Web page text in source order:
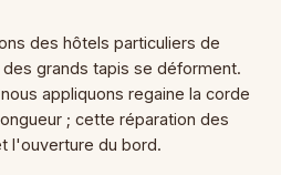
des hôtels particuliers de
grands tapis se déforment.
appliquons regaine la corde
; cette réparation des
l'ouverture du bord.